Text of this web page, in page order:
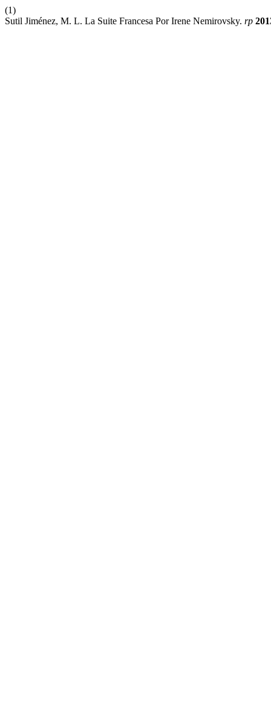
(1)
Sutil Jiménez, M. L. La Suite Francesa Por Irene Nemirovsky. rp